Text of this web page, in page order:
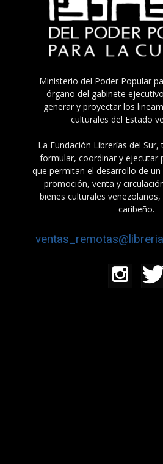
Ministerio del Poder Popular
órgano del gabinete
generar y proyectar los
culturales del Estado
La Fundación Librerías del
formular, coordinar y ejecutar
que permitan el desarrollo de
promoción, venta y
bienes culturales
caribeño.